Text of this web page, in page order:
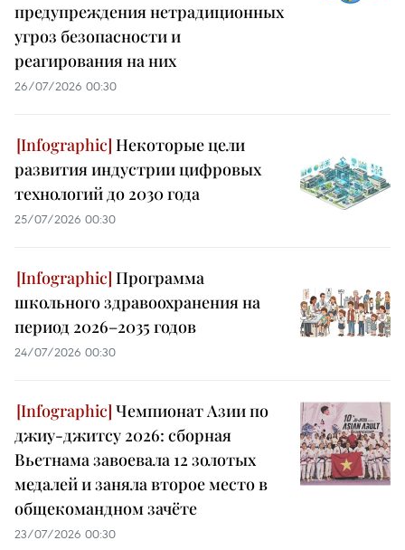
предупреждения нетрадиционных
угроз безопасности и
реагирования на них
26/07/2026 00:30
Некоторые цели
развития индустрии цифровых
технологий до 2030 года
25/07/2026 00:30
Программа
школьного здравоохранения на
период 2026–2035 годов
24/07/2026 00:30
Чемпионат Азии по
джиу-джитсу 2026: сборная
Вьетнама завоевала 12 золотых
медалей и заняла второе место в
общекомандном зачёте
23/07/2026 00:30